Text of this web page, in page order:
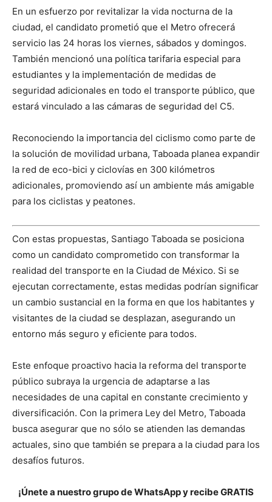
En un esfuerzo por revitalizar la vida nocturna de la
ciudad, el candidato prometió que el Metro ofrecerá
servicio las 24 horas los viernes, sábados y domingos.
También mencionó una política tarifaria especial para
estudiantes y la implementación de medidas de
seguridad adicionales en todo el transporte público, que
estará vinculado a las cámaras de seguridad del C5.
Reconociendo la importancia del ciclismo como parte de
la solución de movilidad urbana, Taboada planea expandir
la red de eco-bici y ciclovías en 300 kilómetros
adicionales, promoviendo así un ambiente más amigable
para los ciclistas y peatones.
Con estas propuestas, Santiago Taboada se posiciona
como un candidato comprometido con transformar la
realidad del transporte en la Ciudad de México. Si se
ejecutan correctamente, estas medidas podrían significar
un cambio sustancial en la forma en que los habitantes y
visitantes de la ciudad se desplazan, asegurando un
entorno más seguro y eficiente para todos.
Este enfoque proactivo hacia la reforma del transporte
público subraya la urgencia de adaptarse a las
necesidades de una capital en constante crecimiento y
diversificación. Con la primera Ley del Metro, Taboada
busca asegurar que no sólo se atienden las demandas
actuales, sino que también se prepara a la ciudad para los
desafíos futuros.
¡Únete a nuestro grupo de WhatsApp y recibe GRATIS